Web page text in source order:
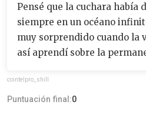
Pensé que la cuchara había
siempre en un océano
muy sorprendido cuando la
así aprendí sobre la
cointelpro_shill
Puntuación final:0